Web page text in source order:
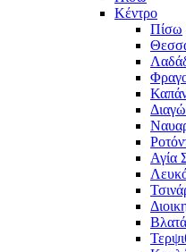
Κέντρο
Πίσω
Αγία